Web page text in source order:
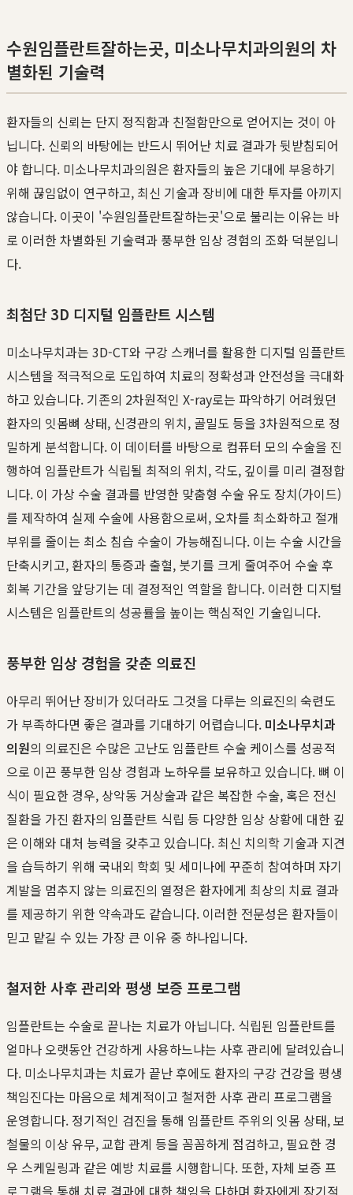
수원임플란트잘하는곳, 미소나무치과의원의 차
별화된 기술력
환자들의 신뢰는 단지 정직함과 친절함만으로 얻어지는 것이 아
닙니다. 신뢰의 바탕에는 반드시 뛰어난 치료 결과가 뒷받침되어
야 합니다. 미소나무치과의원은 환자들의 높은 기대에 부응하기
위해 끊임없이 연구하고, 최신 기술과 장비에 대한 투자를 아끼지
않습니다. 이곳이 '수원임플란트잘하는곳'으로 불리는 이유는 바
로 이러한 차별화된 기술력과 풍부한 임상 경험의 조화 덕분입니
다.
최첨단 3D 디지털 임플란트 시스템
미소나무치과는 3D-CT와 구강 스캐너를 활용한 디지털 임플란트
시스템을 적극적으로 도입하여 치료의 정확성과 안전성을 극대화
하고 있습니다. 기존의 2차원적인 X-ray로는 파악하기 어려웠던
환자의 잇몸뼈 상태, 신경관의 위치, 골밀도 등을 3차원적으로 정
밀하게 분석합니다. 이 데이터를 바탕으로 컴퓨터 모의 수술을 진
행하여 임플란트가 식립될 최적의 위치, 각도, 깊이를 미리 결정합
니다. 이 가상 수술 결과를 반영한 맞춤형 수술 유도 장치(가이드)
를 제작하여 실제 수술에 사용함으로써, 오차를 최소화하고 절개
부위를 줄이는 최소 침습 수술이 가능해집니다. 이는 수술 시간을
단축시키고, 환자의 통증과 출혈, 붓기를 크게 줄여주어 수술 후
회복 기간을 앞당기는 데 결정적인 역할을 합니다. 이러한 디지털
시스템은 임플란트의 성공률을 높이는 핵심적인 기술입니다.
풍부한 임상 경험을 갖춘 의료진
아무리 뛰어난 장비가 있더라도 그것을 다루는 의료진의 숙련도
가 부족하다면 좋은 결과를 기대하기 어렵습니다. 미소나무치과
의원의 의료진은 수많은 고난도 임플란트 수술 케이스를 성공적
으로 이끈 풍부한 임상 경험과 노하우를 보유하고 있습니다. 뼈 이
식이 필요한 경우, 상악동 거상술과 같은 복잡한 수술, 혹은 전신
질환을 가진 환자의 임플란트 식립 등 다양한 임상 상황에 대한 깊
은 이해와 대처 능력을 갖추고 있습니다. 최신 치의학 기술과 지견
을 습득하기 위해 국내외 학회 및 세미나에 꾸준히 참여하며 자기
계발을 멈추지 않는 의료진의 열정은 환자에게 최상의 치료 결과
를 제공하기 위한 약속과도 같습니다. 이러한 전문성은 환자들이
믿고 맡길 수 있는 가장 큰 이유 중 하나입니다.
철저한 사후 관리와 평생 보증 프로그램
임플란트는 수술로 끝나는 치료가 아닙니다. 식립된 임플란트를
얼마나 오랫동안 건강하게 사용하느냐는 사후 관리에 달려있습니
다. 미소나무치과는 치료가 끝난 후에도 환자의 구강 건강을 평생
책임진다는 마음으로 체계적이고 철저한 사후 관리 프로그램을
운영합니다. 정기적인 검진을 통해 임플란트 주위의 잇몸 상태, 보
철물의 이상 유무, 교합 관계 등을 꼼꼼하게 점검하고, 필요한 경
우 스케일링과 같은 예방 치료를 시행합니다. 또한, 자체 보증 프
로그램을 통해 치료 결과에 대한 책임을 다하며 환자에게 장기적